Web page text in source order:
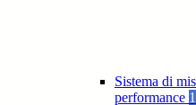
Sistema di
performance 1